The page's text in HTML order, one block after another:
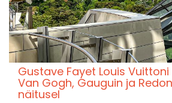
Gustave Fayet Louis
Van Gogh, Gauguin ja
näitusel